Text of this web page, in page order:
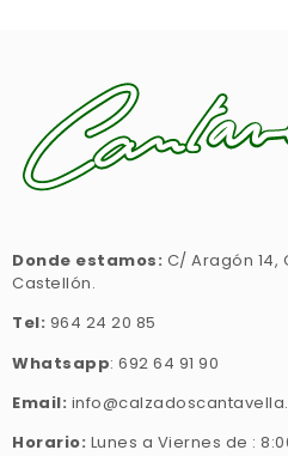
Donde estamos: C/ Aragón 14,
Castellón.
Tel: 964 24 20 85
Whatsapp: 692 64 91 90
Email:
Horario: Lunes a Viernes de :